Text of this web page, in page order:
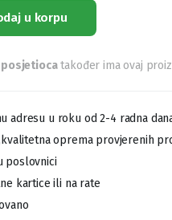
u korpu
posjetiocatakođer ima ovaj
adresu u roku od 2-4 radna
oprema provjerenih
poslovnici
kartice ili na rate